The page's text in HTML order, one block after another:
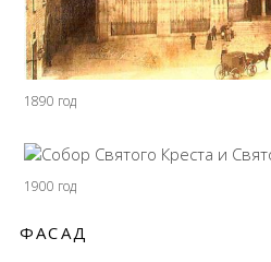
1890 год
1900 год
ФАСАД